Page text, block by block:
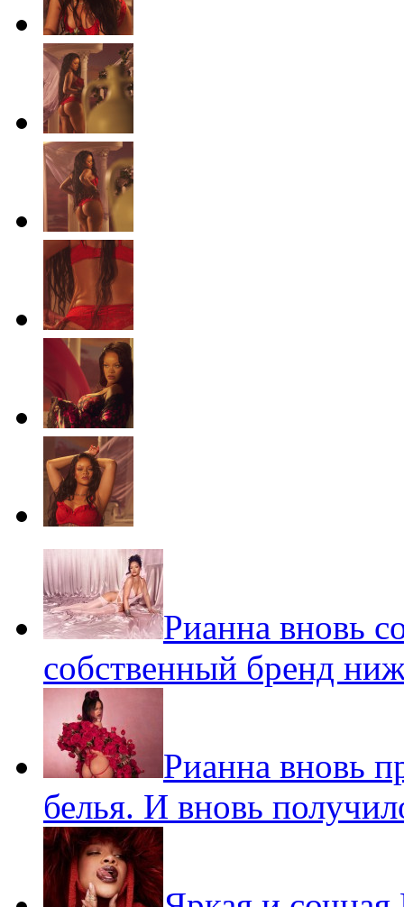
Рианна вновь
собственный бренд
Рианна вновь
белья. И вновь